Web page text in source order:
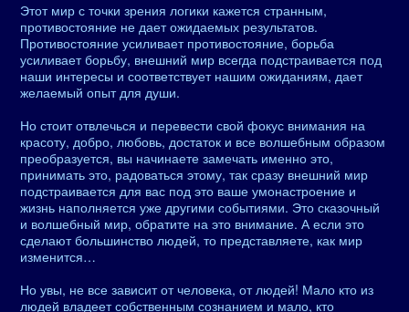
Этот мир с точки зрения логики кажется странным,
противостояние не дает ожидаемых результатов.
Противостояние усиливает противостояние, борьба
усиливает борьбу, внешний мир всегда подстраивается под
наши интересы и соответствует нашим ожиданиям, дает
желаемый опыт для души.
Но стоит отвлечься и перевести свой фокус внимания на
красоту, добро, любовь, достаток и все волшебным образом
преобразуется, вы начинаете замечать именно это,
принимать это, радоваться этому, так сразу внешний мир
подстраивается для вас под это ваше умонастроение и
жизнь наполняется уже другими событиями. Это сказочный
и волшебный мир, обратите на это внимание. А если это
сделают большинство людей, то представляете, как мир
изменится…
Но увы, не все зависит от человека, от людей! Мало кто из
людей владеет собственным сознанием и мало, кто